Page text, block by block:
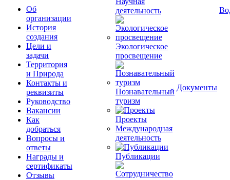
Об
организации
История
создания
Цели и
задачи
Территория
и Природа
Контакты и
реквизиты
Руководство
Вакансии
Как
добраться
Вопросы и
ответы
Награды и
сертификаты
Отзывы
деятельность
Экологическое
просвещение
Познавательный
туризм
Проекты
Международная
деятельность
Публикации
Документы